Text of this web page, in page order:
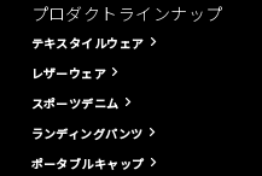
プロダクトラインナップ
テキスタイルウェア
レザーウェア
スポーツデニム
ランディングパンツ
ポータブルキャップ